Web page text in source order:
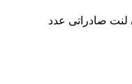
لنت صادراتی عدد